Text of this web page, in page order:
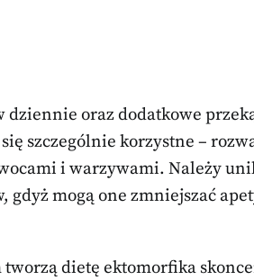
dziennie oraz dodatkowe
szczególnie korzystne –
i warzywami. Należy
gdyż mogą one zmniejszać
tworzą dietę ektomorfika